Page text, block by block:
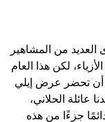
من المشاهير
لكن هذا العام
أن تحضر عرض إيلي
عائلة الحلاني،
دائمًا جزءًا من هذه